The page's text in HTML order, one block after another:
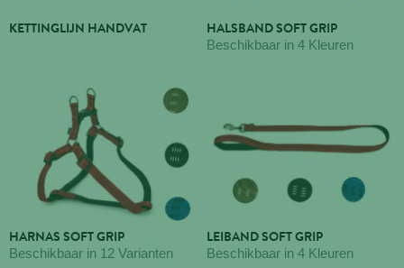
KETTINGLIJN HANDVAT HALSBAND SOFT GRIP
Beschikbaar in 4 Kleuren
HARNAS SOFT GRIP
Beschikbaar in 12 Varianten
LEIBAND SOFT GRIP
Beschikbaar in 4 Kleuren